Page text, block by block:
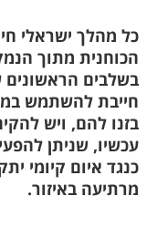
כל מהלך ישראלי
הכוחנית מתוך
בשלבים
חייבת להשתמש
בזנו להם, ויש
עכשיו, שניתן
כנגד איום קיומי
מרתיעה באיזור.